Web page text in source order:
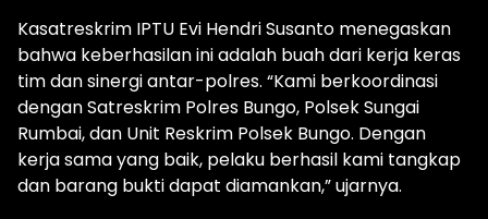
Kasatreskrim IPTU Evi Hendri Susanto menegaskan
bahwa keberhasilan ini adalah buah dari kerja keras
tim dan sinergi antar-polres. “Kami berkoordinasi
dengan Satreskrim Polres Bungo, Polsek Sungai
Rumbai, dan Unit Reskrim Polsek Bungo. Dengan
kerja sama yang baik, pelaku berhasil kami tangkap
dan barang bukti dapat diamankan,” ujarnya.